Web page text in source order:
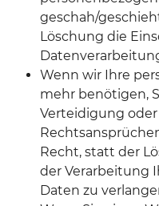
geschah/
Löschung die
Wenn wir Ihre
mehr benötigen,
Verteidigung
Recht, statt der
der Verarbeitung
Daten zu